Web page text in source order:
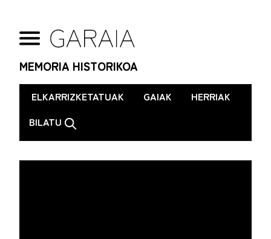
MEMORIA HISTORIKOA
. ELKARRIZKETATUAK GAIAK
HERRIAK
BILATU